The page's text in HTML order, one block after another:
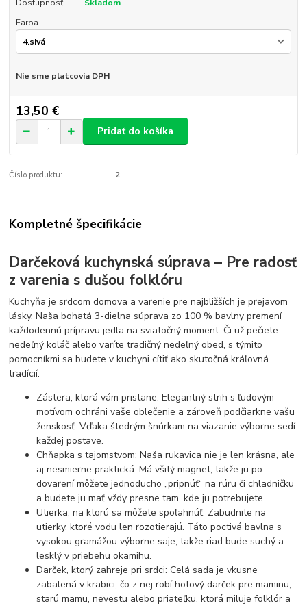
Dostupnosť
Skladom
Farba
Nie sme platcovia DPH
13,50 €
Pridať do košíka
Číslo produktu: 2
Kompletné špecifikácie
Darčeková kuchynská súprava – Pre radosť
z varenia s dušou folklóru
Kuchyňa je srdcom domova a varenie pre najbližších je prejavom
lásky. Naša bohatá 3-dielna súprava zo 100 % bavlny premení
každodennú prípravu jedla na sviatočný moment. Či už pečiete
nedeľný koláč alebo varíte tradičný nedeľný obed, s týmito
pomocníkmi sa budete v kuchyni cítiť ako skutočná kráľovná
tradícií.
Zástera, ktorá vám pristane: Elegantný strih s ľudovým
motívom ochráni vaše oblečenie a zároveň podčiarkne vašu
ženskosť. Vďaka štedrým šnúrkam na viazanie výborne sedí
každej postave.
Chňapka s tajomstvom: Naša rukavica nie je len krásna, ale
aj nesmierne praktická. Má všitý magnet, takže ju po
dovarení môžete jednoducho „pripnúť“ na rúru či chladničku
a budete ju mať vždy presne tam, kde ju potrebujete.
Utierka, na ktorú sa môžete spoľahnúť: Zabudnite na
utierky, ktoré vodu len rozotierajú. Táto poctivá bavlna s
vysokou gramážou výborne saje, takže riad bude suchý a
lesklý v priebehu okamihu.
Darček, ktorý zahreje pri srdci: Celá sada je vkusne
zabalená v krabici, čo z nej robí hotový darček pre maminu,
starú mamu, nevestu alebo priateľku, ktorá miluje folklór a